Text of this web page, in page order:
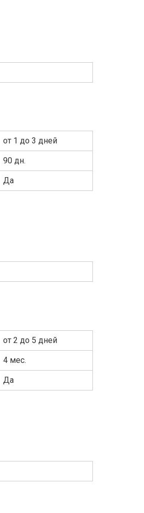
от 1 до 3 дней
90 дн.
Да
от 2 до 5 дней
4 мес.
Да